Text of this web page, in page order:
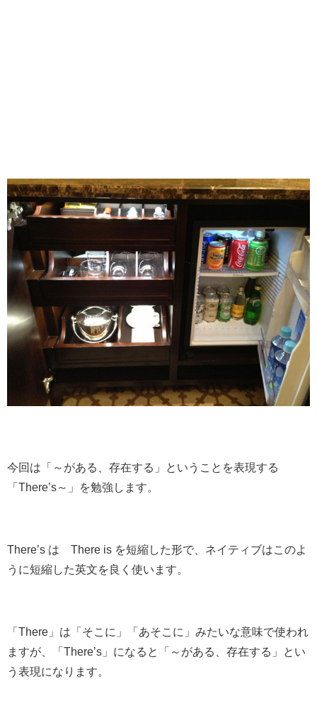
今回は 「～がある、存在する」
ということを表現する
「There’s～」
を勉強します。
There’s は There is を短縮した形で、ネイティブはこのよ
うに短縮した英文を良く使います。
「There」は「そこに」「あそこに」みたいな意味で使われ
ますが、「There’s」になると「～がある、存在する」とい
う表現になります。